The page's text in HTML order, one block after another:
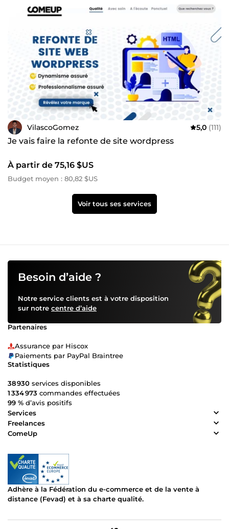
VilascoGomez 5,0 (111)
Je vais faire la refonte de site wordpress
À partir de 75,16 $US
Budget moyen : 80,82 $US
Voir tous ses services
Besoin d’aide ?
Notre service clients est à votre disposition
sur notre centre d’aide
Partenaires
Assurance par Hiscox
Paiements par PayPal Braintree
Statistiques
38 930 services disponibles
1 334 973 commandes effectuées
99 % d’avis positifs
Services
Freelances
ComeUp
Adhère à la Fédération du e-commerce et de la vente à
distance (Fevad) et à sa charte qualité.